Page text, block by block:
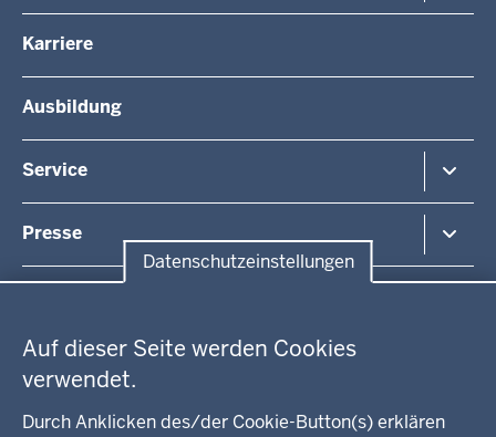
Datenschutzeinstellungen
Auf dieser Seite werden Cookies
verwendet.
Durch Anklicken des/der Cookie-Button(s) erklären
Gesundheit und Soziales
Umwelt und Naturschutz
Arbeitsschutz
Fördermittel
Organisationsstruktur
Unsere Aufgaben
Integration
Karriere
Ausbildung
Service
Presse
Pressemitteilung suchen
WEITERE LINKS
Kreis Lippe